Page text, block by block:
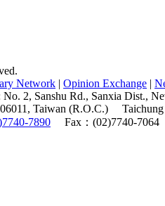
Network |Opinion Exchange |
No. 2, Sanshu Rd., Sanxia Dist.,
Taiwan (R.O.C.)
7890 Fax：(02)7740-7064